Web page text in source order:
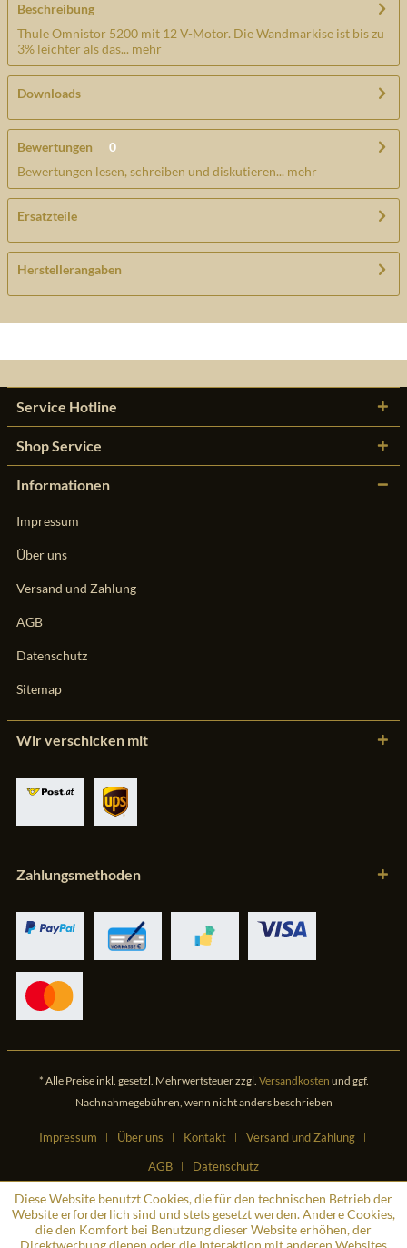
Beschreibung
Thule Omnistor 5200 mit 12 V-Motor. Die Wandmarkise ist bis zu
3% leichter als das... mehr
Downloads
Bewertungen
0
Bewertungen lesen, schreiben und diskutieren... mehr
Ersatzteile
Herstellerangaben
Service Hotline
Shop Service
Informationen
Impressum
Über uns
Versand und Zahlung
AGB
Datenschutz
Sitemap
Wir verschicken mit
Zahlungsmethoden
* Alle Preise inkl. gesetzl. Mehrwertsteuer zzgl. Versandkosten und ggf.
Nachnahmegebühren, wenn nicht anders beschrieben
Impressum Über uns Kontakt
Versand und Zahlung
AGB
Datenschutz
Diese Website benutzt Cookies, die für den technischen Betrieb der
Website erforderlich sind und stets gesetzt werden. Andere Cookies,
die den Komfort bei Benutzung dieser Website erhöhen, der
Direktwerbung dienen oder die Interaktion mit anderen Websites